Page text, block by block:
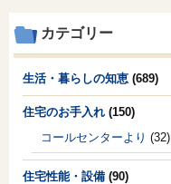
カテゴリー
生活・暮らしの知恵 (689)
住宅のお手入れ (150)
コールセンターより (32)
住宅性能・設備 (90)